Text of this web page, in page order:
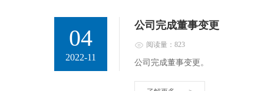
04
2022-11
公司完成董事变更
阅读量：823
公司完成董事变更。